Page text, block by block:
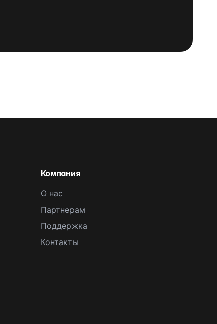
Компания
О нас
Партнерам
Поддержка
Контакты